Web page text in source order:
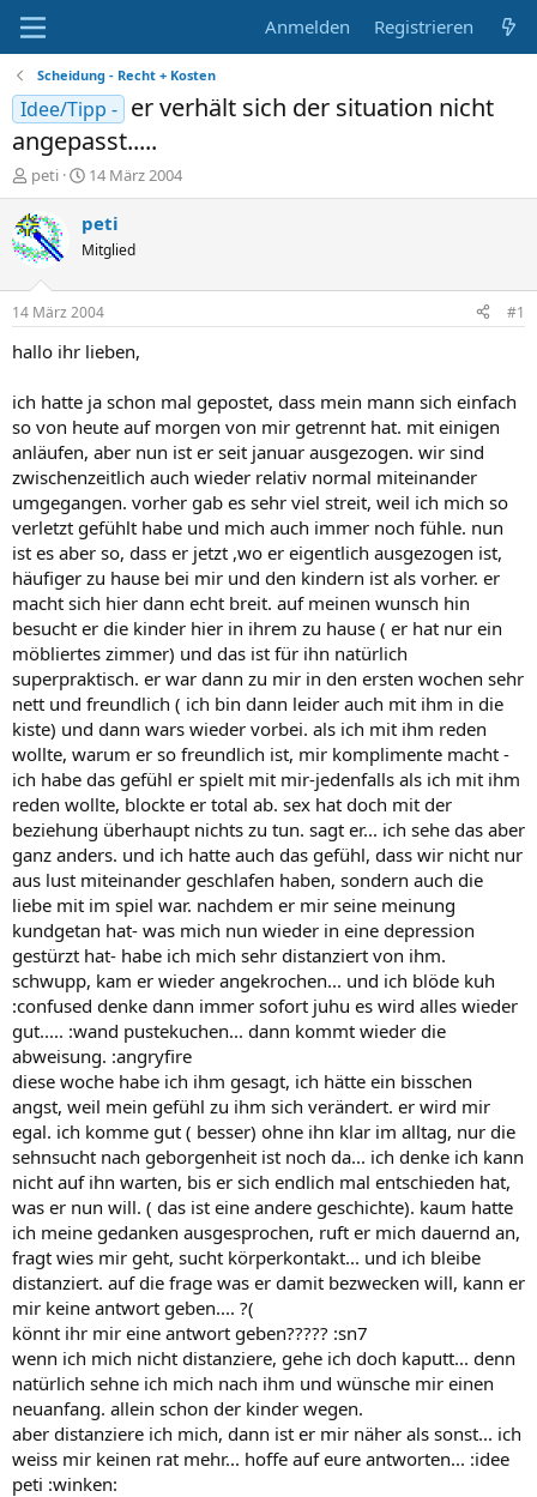
Anmelden Registrieren
Scheidung - Recht + Kosten
Idee/Tipp - er verhält sich der situation nicht
angepasst.....
E
r
s
t
e
e
r
peti
E
r
s
e
l
t
a
14 März 2004
peti
Mitglied
14 März 2004 #1
hallo ihr lieben,
ich hatte ja schon mal gepostet, dass mein mann sich einfach
so von heute auf morgen von mir getrennt hat. mit einigen
anläufen, aber nun ist er seit januar ausgezogen. wir sind
zwischenzeitlich auch wieder relativ normal miteinander
umgegangen. vorher gab es sehr viel streit, weil ich mich so
verletzt gefühlt habe und mich auch immer noch fühle. nun
ist es aber so, dass er jetzt ,wo er eigentlich ausgezogen ist,
häufiger zu hause bei mir und den kindern ist als vorher. er
macht sich hier dann echt breit. auf meinen wunsch hin
besucht er die kinder hier in ihrem zu hause ( er hat nur ein
möbliertes zimmer) und das ist für ihn natürlich
superpraktisch. er war dann zu mir in den ersten wochen sehr
nett und freundlich ( ich bin dann leider auch mit ihm in die
kiste) und dann wars wieder vorbei. als ich mit ihm reden
wollte, warum er so freundlich ist, mir komplimente macht -
ich habe das gefühl er spielt mit mir-jedenfalls als ich mit ihm
reden wollte, blockte er total ab. sex hat doch mit der
beziehung überhaupt nichts zu tun. sagt er... ich sehe das aber
ganz anders. und ich hatte auch das gefühl, dass wir nicht nur
aus lust miteinander geschlafen haben, sondern auch die
liebe mit im spiel war. nachdem er mir seine meinung
kundgetan hat- was mich nun wieder in eine depression
gestürzt hat- habe ich mich sehr distanziert von ihm.
schwupp, kam er wieder angekrochen... und ich blöde kuh
:confused denke dann immer sofort juhu es wird alles wieder
gut..... :wand pustekuchen... dann kommt wieder die
abweisung. :angryfire
diese woche habe ich ihm gesagt, ich hätte ein bisschen
angst, weil mein gefühl zu ihm sich verändert. er wird mir
egal. ich komme gut ( besser) ohne ihn klar im alltag, nur die
sehnsucht nach geborgenheit ist noch da... ich denke ich kann
nicht auf ihn warten, bis er sich endlich mal entschieden hat,
was er nun will. ( das ist eine andere geschichte). kaum hatte
ich meine gedanken ausgesprochen, ruft er mich dauernd an,
fragt wies mir geht, sucht körperkontakt... und ich bleibe
distanziert. auf die frage was er damit bezwecken will, kann er
mir keine antwort geben.... ?(
könnt ihr mir eine antwort geben????? :sn7
wenn ich mich nicht distanziere, gehe ich doch kaputt... denn
natürlich sehne ich mich nach ihm und wünsche mir einen
neuanfang. allein schon der kinder wegen.
aber distanziere ich mich, dann ist er mir näher als sonst... ich
weiss mir keinen rat mehr... hoffe auf eure antworten... :idee
peti :winken: